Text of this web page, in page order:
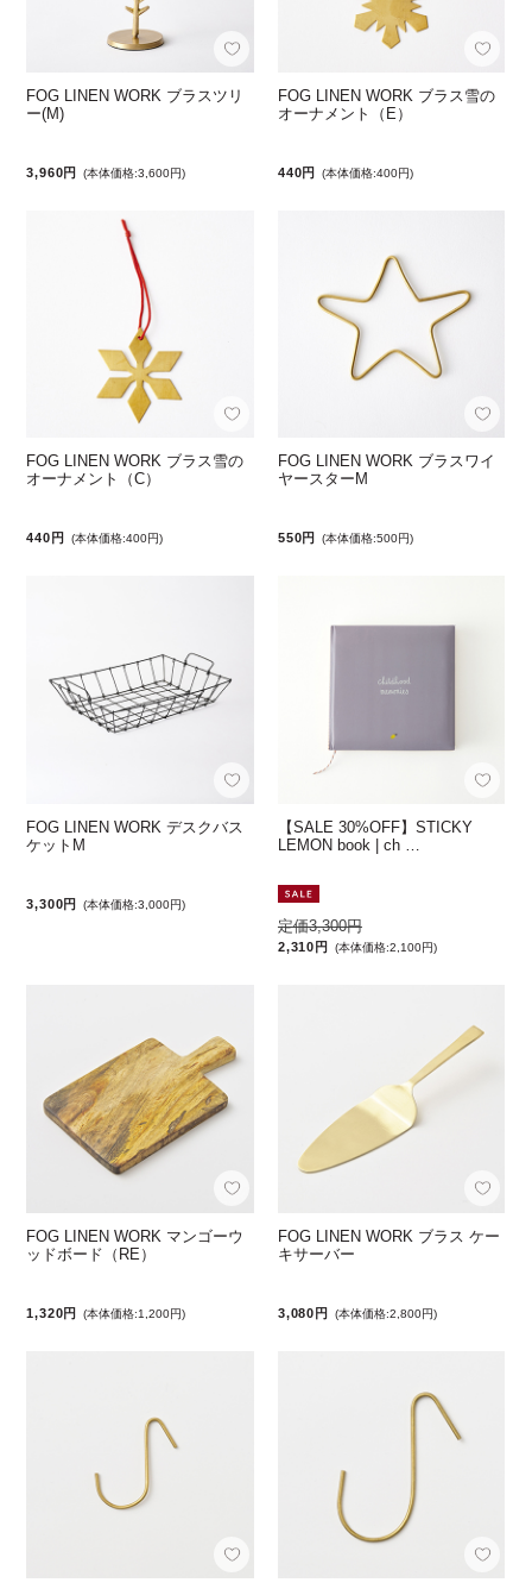
FOG LINEN WORK ブラスツリ
ー(M)
3,960円 (本体価格:3,600円)
FOG LINEN WORK ブラス雪の
オーナメント（E）
440円 (本体価格:400円)
FOG LINEN WORK ブラス雪の
オーナメント（C）
440円 (本体価格:400円)
FOG LINEN WORK ブラスワイ
ヤースターM
550円 (本体価格:500円)
FOG LINEN WORK デスクバス
ケットM
3,300円 (本体価格:3,000円)
【SALE 30%OFF】STICKY
LEMON book | ch …
定価3,300円
2,310円 (本体価格:2,100円)
FOG LINEN WORK マンゴーウ
ッドボード（RE）
1,320円 (本体価格:1,200円)
FOG LINEN WORK ブラス ケー
キサーバー
3,080円 (本体価格:2,800円)